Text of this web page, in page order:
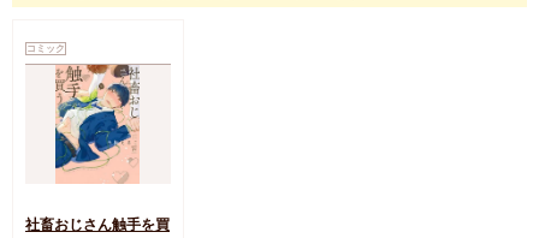
コミック
社畜おじさん触手を買